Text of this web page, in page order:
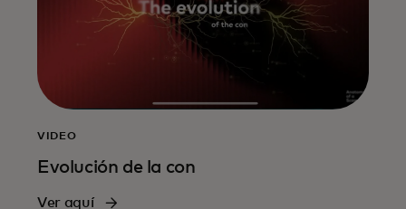
VIDEO
Evolución de la con
Ver aquí